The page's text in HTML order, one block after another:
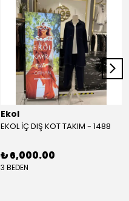
Ekol
EKOL İÇ DIŞ KOT TAKIM - 1488
₺ 6,000.00
3 BEDEN